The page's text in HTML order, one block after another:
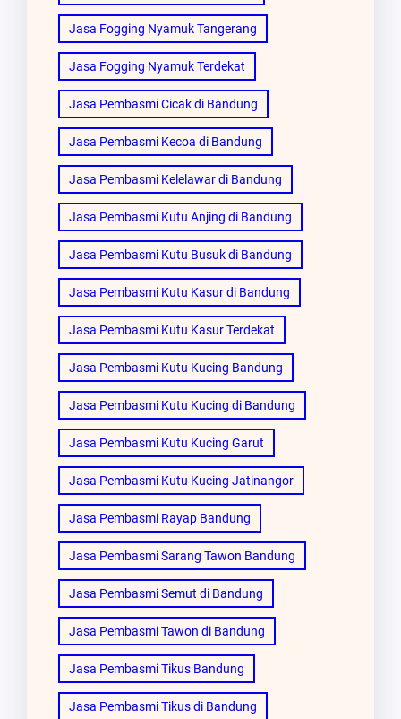
Jasa Fogging Nyamuk Tangerang
Jasa Fogging Nyamuk Terdekat
Jasa Pembasmi Cicak di Bandung
Jasa Pembasmi Kecoa di Bandung
Jasa Pembasmi Kelelawar di Bandung
Jasa Pembasmi Kutu Anjing di Bandung
Jasa Pembasmi Kutu Busuk di Bandung
Jasa Pembasmi Kutu Kasur di Bandung
Jasa Pembasmi Kutu Kasur Terdekat
Jasa Pembasmi Kutu Kucing Bandung
Jasa Pembasmi Kutu Kucing di Bandung
Jasa Pembasmi Kutu Kucing Garut
Jasa Pembasmi Kutu Kucing Jatinangor
Jasa Pembasmi Rayap Bandung
Jasa Pembasmi Sarang Tawon Bandung
Jasa Pembasmi Semut di Bandung
Jasa Pembasmi Tawon di Bandung
Jasa Pembasmi Tikus Bandung
Jasa Pembasmi Tikus di Bandung